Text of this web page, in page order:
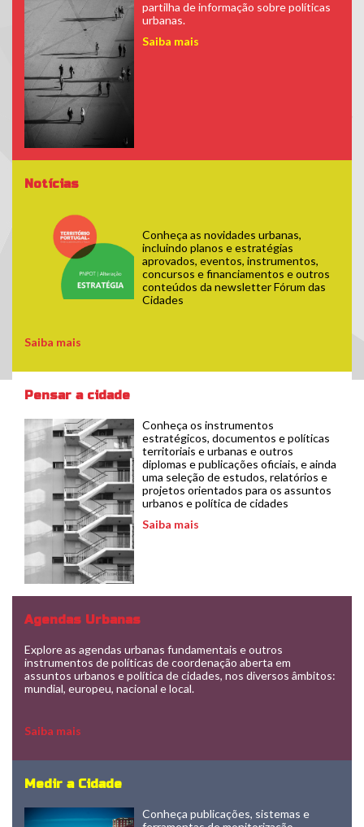
partilha de informação sobre políticas
urbanas.
Saiba mais
Notícias
pnpot-2018-c.jpg
Conheça as novidades urbanas,
incluindo planos e estratégias
aprovados, eventos, instrumentos,
concursos e financiamentos e outros
conteúdos da newsletter Fórum das
Cidades
Saiba mais
Pensar a cidade
Lisbon stairs, Carsten ten Brink
Conheça os instrumentos
estratégicos, documentos e políticas
territoriais e urbanas e outros
diplomas e publicações oficiais, e ainda
uma seleção de estudos, relatórios e
projetos orientados para os assuntos
urbanos e política de cidades
Saiba mais
Agendas Urbanas
Explore as agendas urbanas fundamentais e outros
instrumentos de políticas de coordenação aberta em
assuntos urbanos e política de cidades, nos diversos âmbitos:
mundial, europeu, nacional e local.
Saiba mais
Medir a Cidade
Face de Coimbra, 2010Conheça publicações, sistemas e